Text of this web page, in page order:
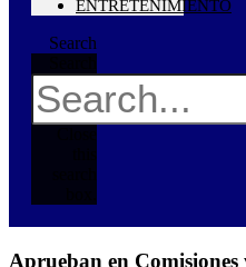
ENTRETENIMIENTO
Search
Aprueban en